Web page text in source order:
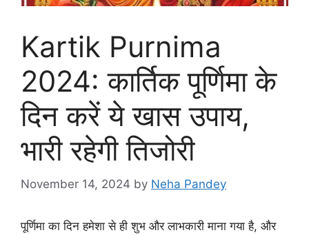
Kartik Purnima
2024: कार्तिक पूर्णिमा के
दिन करें ये खास उपाय,
भारी रहेगी तिजोरी
November 14, 2024 by Neha Pandey
पूर्णिमा का दिन हमेशा से ही शुभ और लाभकारी माना गया है, और